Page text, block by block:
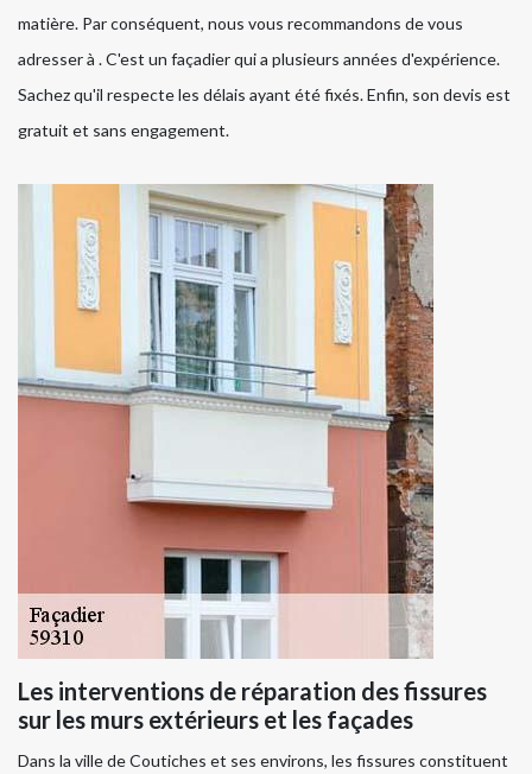
matière. Par conséquent, nous vous recommandons de vous
adresser à . C'est un façadier qui a plusieurs années d'expérience.
Sachez qu'il respecte les délais ayant été fixés. Enfin, son devis est
gratuit et sans engagement.
Les interventions de réparation des fissures
sur les murs extérieurs et les façades
Dans la ville de Coutiches et ses environs, les fissures constituent